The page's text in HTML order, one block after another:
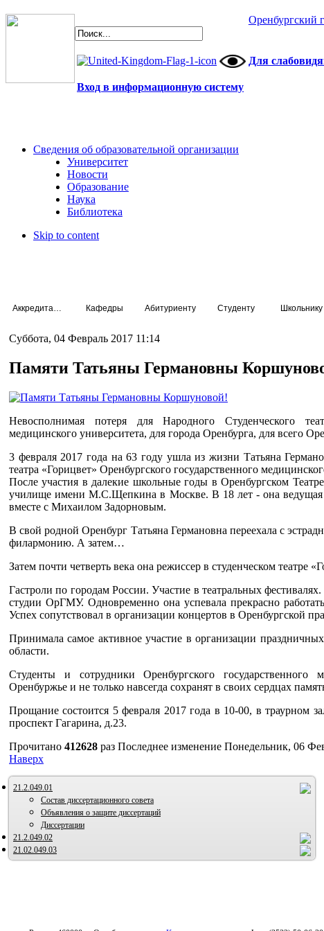
Оренбургский
Для
Вход в информационную систему
Сведения об образовательной организации
Университет
Новости
Образование
Наука
Библиотека
Skip to content
Кафедры Абитуриенту Студенту Школьнику
Суббота, 04 Февраль 2017 11:14
Памяти Татьяны Германовны
Невосполнимая потеря для Народного Студенческого
медицинского университета, для города Оренбурга, для всего
3 февраля 2017 года на 63 году ушла из жизни Татьяна
театра «Горицвет» Оренбургского государственного
После участия в далекие школьные годы в Оренбургском
училище имени М.С.Щепкина в Москве. В 18 лет - она ведущая
вместе с Михаилом Задорновым.
В свой родной Оренбург Татьяна Германовна переехала с
филармонию. А затем…
Затем почти четверть века она режиссер в студенческом театре
Гастроли по городам России. Участие в театральных
студии ОрГМУ. Одновременно она успевала прекрасно
Успех сопутствовал в организации концертов в Оренбургской
Принимала самое активное участие в организации
области.
Студенты и сотрудники Оренбургского государственного
Оренбуржье и не только навсегда сохранят в своих сердцах
Прощание состоится 5 февраля 2017 года в 10-00, в траурном
проспект Гагарина, д.23.
Прочитано 412628 раз Последнее изменение Понедельник, 06
Наверх
21.2.049.01
Состав диссертационного совета
Объявления о защите диссертаций
Диссертации
21.2.049.02
21.02.049.03